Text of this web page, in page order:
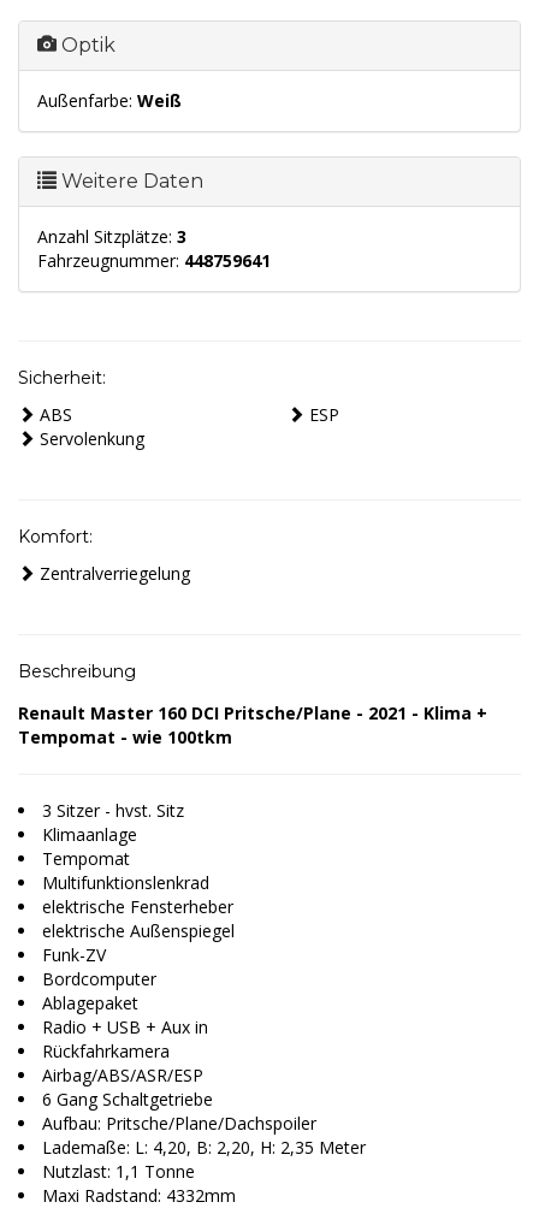
Optik
Außenfarbe: Weiß
Weitere Daten
Anzahl Sitzplätze: 3
Fahrzeugnummer: 448759641
Sicherheit:
ABS
ESP
Servolenkung
Komfort:
Zentralverriegelung
Beschreibung
Renault Master 160 DCI Pritsche/Plane - 2021 - Klima +
Tempomat - wie 100tkm
3 Sitzer - hvst. Sitz
Klimaanlage
Tempomat
Multifunktionslenkrad
elektrische Fensterheber
elektrische Außenspiegel
Funk-ZV
Bordcomputer
Ablagepaket
Radio + USB + Aux in
Rückfahrkamera
Airbag/ABS/ASR/ESP
6 Gang Schaltgetriebe
Aufbau: Pritsche/Plane/Dachspoiler
Lademaße: L: 4,20, B: 2,20, H: 2,35 Meter
Nutzlast: 1,1 Tonne
Maxi Radstand: 4332mm